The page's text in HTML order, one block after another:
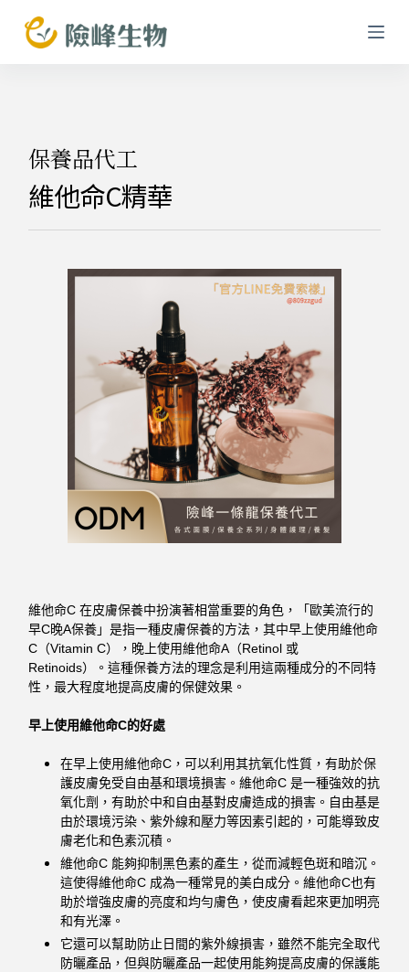
跳
至
保養品代工
維他命C精華
維他命C 在皮膚保養中扮演著相當重要的角色，「歐美流行的
早C晚A保養」是指一種皮膚保養的方法，其中早上使用維他命
C（Vitamin C），晚上使用維他命A（Retinol 或
Retinoids）。這種保養方法的理念是利用這兩種成分的不同特
性，最大程度地提高皮膚的保健效果。
早上使用維他命C的好處
在早上使用維他命C，可以利用其抗氧化性質，有助於保
護皮膚免受自由基和環境損害。維他命C 是一種強效的抗
氧化劑，有助於中和自由基對皮膚造成的損害。自由基是
由於環境污染、紫外線和壓力等因素引起的，可能導致皮
膚老化和色素沉積。
維他命C 能夠抑制黑色素的產生，從而減輕色斑和暗沉。
這使得維他命C 成為一種常見的美白成分。維他命C也有
助於增強皮膚的亮度和均勻膚色，使皮膚看起來更加明亮
和有光澤。
它還可以幫助防止日間的紫外線損害，雖然不能完全取代
防曬產品，但與防曬產品一起使用能夠提高皮膚的保護能